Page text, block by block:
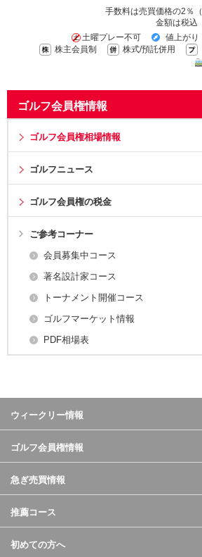
手数料は売買価格の2％
金額は税込
土曜プレー不可
値上がり
株主会員制
株式/預託併用
ゴルフ会員権情報
ゴルフ会員権相場情報
ゴルフニュース
ゴルフ会員権の税金
ご参考コーナー
会員募集中コース
著名設計家コース
トーナメント開催コース
ゴルフマーケット情報
PDF相場表
ウィークリー情報
ゴルフ会員権情報
急ぎ売買情報
推薦コース
初めての方へ